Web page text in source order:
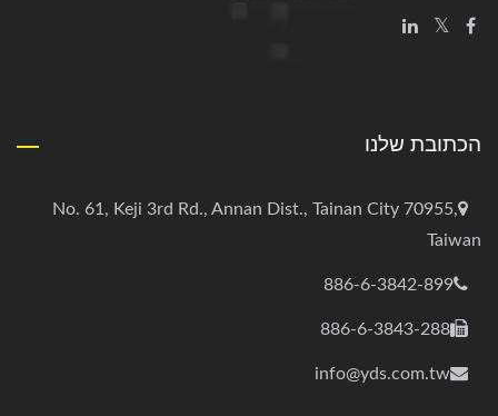
הכתובת שלנו
No. 61, Keji 3rd Rd., Annan Dist., Tainan City 70955,
Taiwan
886-6-3842-899
886-6-3843-288
info@yds.com.tw